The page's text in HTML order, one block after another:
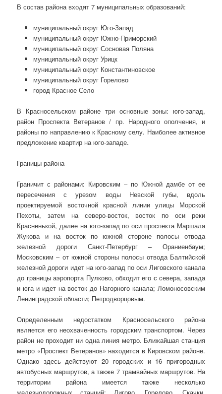
В состав района входят 7 муниципальных образований:
муниципальный округ Юго-Запад
муниципальный округ Южно-Приморский
муниципальный округ Сосновая Поляна
муниципальный округ Урицк
муниципальный округ Константиновское
муниципальный округ Горелово
город Красное Село
В Красносельском районе три основные зоны: юго-запад,
район Проспекта Ветеранов / пр. Народного ополчения, и
районы по направлению к Красному селу. Наиболее активное
предложение квартир на юго-западе.
Границы района
Граничит с районами: Кировским – по Южной дамбе от ее
пересечения с урезом воды Невской губы, вдоль
проектируемой восточной красной линии улицы Морской
Пехоты, затем на северо-восток, восток по оси реки
Красненькой, далее на юго-запад по оси проспекта Маршала
Жукова и на восток по южной стороне полосы отвода
железной дороги Санкт-Петербург – Ораниенбаум;
Московским – от южной стороны полосы отвода Балтийской
железной дороги идет на юго-запад по оси Лиговского канала
до границы аэропорта Пулково, обходит его с севера, запада
и юга и идет на восток до Нагорного канала; Ломоносовским
Ленинградской области; Петродворцовым.
Определенным недостатком Красносельского района
является его неохваченность городским транспортом. Через
район не проходит ни одна линия метро. Ближайшая станция
метро «Проспект Ветеранов» находится в Кировском районе.
Однако здесь действуют 20 городских и 16 пригородных
автобусных маршрутов, а также 7 трамвайных маршрутов. На
территории района имеется также несколько